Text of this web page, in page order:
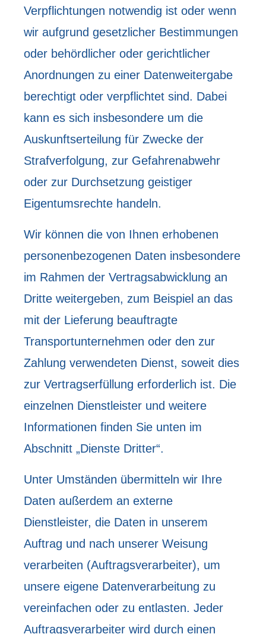
Verpflichtungen notwendig ist oder wenn
wir aufgrund gesetzlicher Bestimmungen
oder behördlicher oder gerichtlicher
Anordnungen zu einer Datenweitergabe
berechtigt oder verpflichtet sind. Dabei
kann es sich insbesondere um die
Auskunftserteilung für Zwecke der
Strafverfolgung, zur Gefahrenabwehr
oder zur Durchsetzung geistiger
Eigentumsrechte handeln.
Wir können die von Ihnen erhobenen
personenbezogenen Daten insbesondere
im Rahmen der Vertragsabwicklung an
Dritte weitergeben, zum Beispiel an das
mit der Lieferung beauftragte
Transportunternehmen oder den zur
Zahlung verwendeten Dienst, soweit dies
zur Vertragserfüllung erforderlich ist. Die
einzelnen Dienstleister und weitere
Informationen finden Sie unten im
Abschnitt „Dienste Dritter“.
Unter Umständen übermitteln wir Ihre
Daten außerdem an externe
Dienstleister, die Daten in unserem
Auftrag und nach unserer Weisung
verarbeiten (Auftragsverarbeiter), um
unsere eigene Datenverarbeitung zu
vereinfachen oder zu entlasten. Jeder
Auftragsverarbeiter wird durch einen